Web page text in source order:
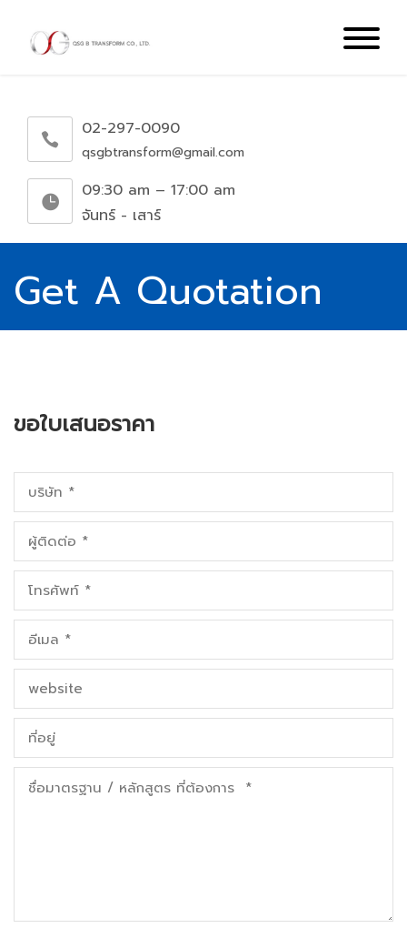
02-297-0090
qsgbtransform@gmail.com
09:30 am – 17:00 am
จันทร์ - เสาร์
Get A Quotation
ขอใบเสนอราคา